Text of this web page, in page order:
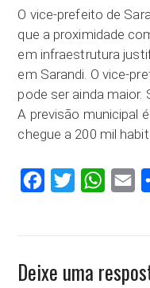
O vice-prefeito de
que a proximidade
em infraestrutura
em Sarandi. O vice-
pode ser ainda maior.
A previsão municipal
chegue a 200 mil
FacebookTwitter
Deixe uma